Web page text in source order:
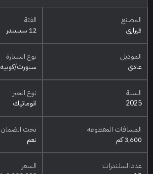
المصنع
فيراري
الفئة
12 سيليندر
الموديل
عادي
نوع السيارة
سبورت/كوبيه
السنة
2025
نوع الجير
اتوماتيك
المسافات المقطوعه
3,600 كم
تحت الضمان
نعم
عدد السلندرات
السعر